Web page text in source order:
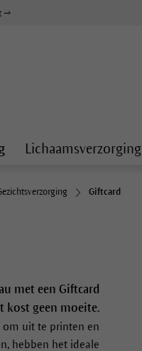
→
Lichaamsverzorging
Giftcard
met een Giftcard
kost geen moeite.
om uit te printen en
hebben het ideale